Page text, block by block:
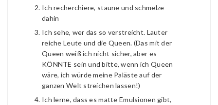
Ich recherchiere, staune und schmelze
dahin
Ich sehe, wer das so verstreicht. Lauter
reiche Leute und die Queen. (Das mit der
Queen weiß ich nicht sicher, aber es
KÖNNTE sein und bitte, wenn ich Queen
wäre, ich würde meine Paläste auf der
ganzen Welt streichen lassen!)
Ich lerne, dass es matte Emulsionen gibt,